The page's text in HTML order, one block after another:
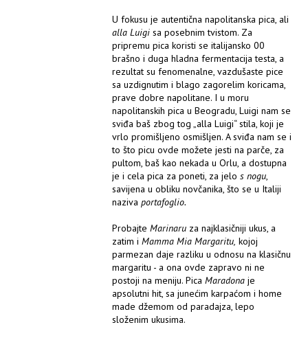
U fokusu je autentična napolitanska pica, ali
alla Luigi sa posebnim tvistom. Za
pripremu pica koristi se italijansko 00
brašno i duga hladna fermentacija testa, a
rezultat su fenomenalne, vazdušaste pice
sa uzdignutim i blago zagorelim koricama,
prave dobre napolitane. I u moru
napolitanskih pica u Beogradu, Luigi nam se
sviđa baš zbog tog „alla Luigi“ stila, koji je
vrlo promišljeno osmišljen. A sviđa nam se i
to što picu ovde možete jesti na parče, za
pultom, baš kao nekada u Orlu, a dostupna
je i cela pica za poneti, za jelos nogu
savijena u obliku novčanika, što se u Italiji
nazivaportafoglio.
ProbajteMarinaru za najklasičniji ukus, a
zatim iMamma Mia Margaritu, kojoj
parmezan daje razliku u odnosu na klasičnu
margaritu - a ona ovde zapravo ni ne
postoji na meniju. PicaMaradona je
apsolutni hit, sa junećim karpaćom i home
made džemom od paradajza, lepo
složenim ukusima.